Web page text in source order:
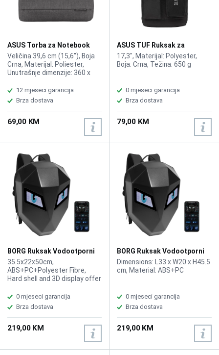
ASUS Torba za Notebook
EOS 2 15.6"
Veličina 39,6 cm (15,6"), Boja
Crna, Materijal: Poliester,
Unutrašnje dimenzije: 360 x
12 mjeseci garancija
Brza dostava
69,00 KM
ASUS TUF Ruksak za
notebook 17.3"
17,3", Materijal: Polyester,
Boja: Crna, Težina: 650 g
0 mjeseci garancija
Brza dostava
79,00 KM
BORG Ruksak Vodootporni
LED Eyes Circular Ironman L
35.5x22x50cm,
ABS+PC+Polyester Fibre,
Hard shell and 3D display offer
eye catching LED lighting gives
it an eye catching edge
0 mjeseci garancija
Brza dostava
219,00 KM
BORG Ruksak Vodootporni
LED Eyes Circular Ironman M
Dimensions: L33 x W20 x H45.5
cm, Material: ABS+PC
0 mjeseci garancija
Brza dostava
219,00 KM